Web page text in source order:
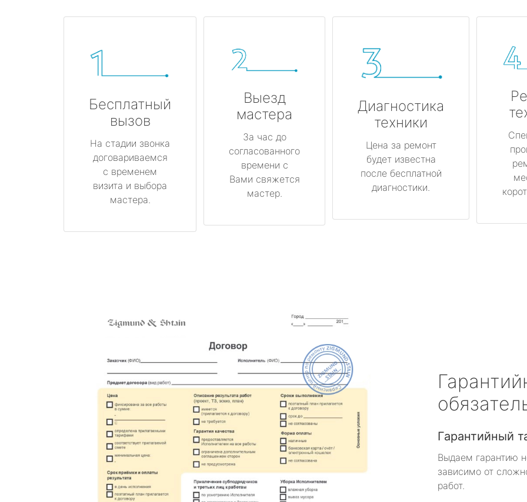
Бесплатный
вызов
На стадии звонка
договариваемся
с временем
визита и выбора
мастера.
Выезд
мастера
За час до
согласованного
времени с
Вами свяжется
мастер.
Диагностика
техники
Цена за ремонт
будет известна
после бесплатной
диагностики.
Гарантийный
Выдаем гарантию
зависимо от
работ.